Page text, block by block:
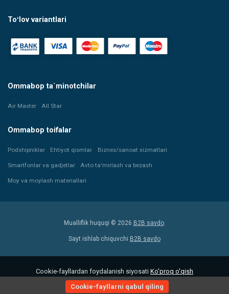
Toʻlov variantlari
Ommabop ta`minotchilar
Air Master All Star
Ommabop toifalar
Podshipniklar Ehtiyot qismlar Biznes/sanoat xizmatlari
Smartfonlar va gadjetlar Avto ta'mirlash va bezash
Moy va moylash materiallari
Mualliflik huquqi © 2026 B2B savdo.
Sayt ishlab chiquvchi B2B savdo
Cookie-fayllardan foydalanish siyosati Ko'proq o'qish
Cookie-fayllarni qabul qiling